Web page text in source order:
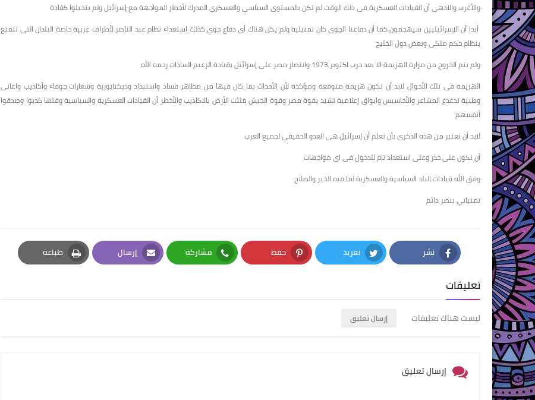
والأغرب والادهى أن القيادات العسكرية فى ذلك الوقت لم تكن بالمستوى السياسي والعسكري المدرك لأخطار المواجهة مع إسرائيل ولم يتخيلوا كقادة
أبدا أن الإسرائيليين سيهجمون كما أن دفاعنا الجوى كان تمثيلية ولم يكن هناك أى دفاع جوي كذلك استعداء نظام عبد الناصر لأطراف عربية خاصة البلدان التى تتمتع
بنظام حكم ملكى وبعض دول الخليج
ولم يتم الخروج من مرارة الهزيمة الا بعد حرب اكتوبر 1973 وانتصار مصر على إسرائيل بقيادة الزعيم السادات رحمه الله
الهزيمة فى تلك الأحوال لابد أن تكون هزيمة متوقعة ومؤكدة لأن الأحداث بما كان فيها من مظاهر فساد واستبداد وديكتاتورية وشعارات جوفاء وأكاذيب واغانى
وطنية تدغدغ المشاعر والأحاسيس وابواق إعلامية تشيد بقوة مصر وقوة الجيش ملئت الأرض بالاكاذيب والأخطر أن القيادات العسكرية والسياسية وقتها كذبوا وصدقوا
أنفسهم
لابد أن نعتبر من هذه الذكرى بأن نعلم أن إسرائيل هى العدو الحقيقي لجميع العرب
أن نكون على حذر وعلى استعداد تام للدخول فى اى مواجهات
وفق الله قيادات البلد السياسية والعسكرية لما فيه الخير والصلاح
تمنياتي بنصر دائم
نشر
Facebook
تغريد
Twitter
حفظ
Pinterest
مشاركة
Whatsapp
إرسال
Email
طباعة
Print
تعليقات
ليست هناك تعليقات إرسال تعليق
إرسال تعليق